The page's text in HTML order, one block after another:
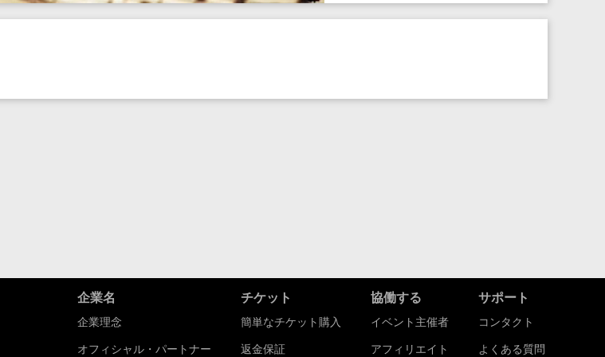
企業名
企業理念
オフィシャル・パートナー
チケット
簡単なチケット購入
返金保証
協働する
イベント主催者
アフィリエイト
サポート
コンタクト
よくある質問